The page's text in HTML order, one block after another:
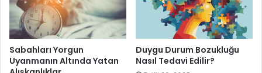
Prostat Kanserinden Korunmak
İçin 6 İpucu
Sağlıklı Beslenin ve Kilonuzu Yönetin
Sabahları Yorgun
Uyanmanın Altında Yatan
Duygu Durum Bozukluğu
Nasıl Tedavi Edilir?